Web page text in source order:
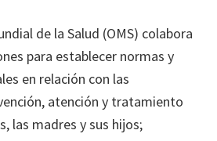
de la Salud (OMS) colabora
para establecer normas y
en relación con las
atención y tratamiento
las madres y sus hijos;